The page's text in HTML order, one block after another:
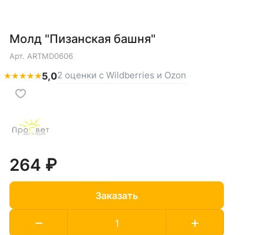
Молд "Пизанская башня"
Арт. ARTMD0606
★★★★★5,02 оценки с Wildberries и Ozon
264 ₽
Заказать